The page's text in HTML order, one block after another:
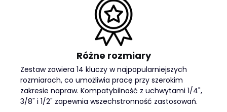
Różne rozmiary
Zestaw zawiera 14 kluczy w najpopularniejszych
rozmiarach, co umożliwia pracę przy szerokim
zakresie napraw. Kompatybilność z uchwytami 1/4",
3/8" i 1/2" zapewnia wszechstronność zastosowań.